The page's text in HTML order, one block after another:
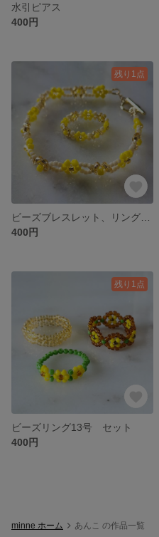
水引ピアス
400円
残り1点
400円
残り1点
ビーズリング13号 セット
400円
minne ホーム あんこ の作品一覧